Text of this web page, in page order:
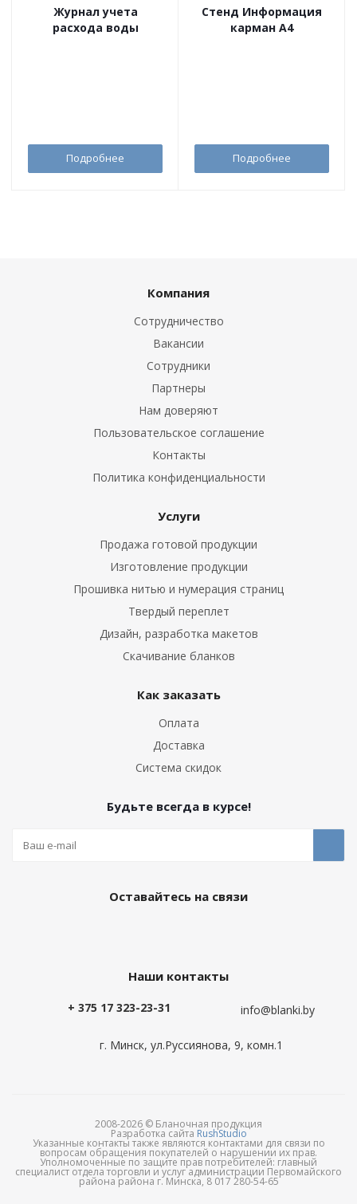
Журнал учета
расхода воды
Подробнее
Стенд Информация
карман А4
Подробнее
Компания
Сотрудничество
Вакансии
Сотрудники
Партнеры
Нам доверяют
Пользовательское соглашение
Контакты
Политика конфиденциальности
Услуги
Продажа готовой продукции
Изготовление продукции
Прошивка нитью и нумерация страниц
Твердый переплет
Дизайн, разработка макетов
Скачивание бланков
Как заказать
Оплата
Доставка
Система скидок
Будьте всегда в курсе!
Оставайтесь на связи
Наши контакты
+ 375 17 323-23-31 info@blanki.by
г. Минск, ул.Руссиянова, 9, комн.1
2008-2026 © Бланочная продукция
Разработка сайта RushStudio
Указанные контакты также являются контактами для связи по
вопросам обращения покупателей о нарушении их прав.
Уполномоченные по защите прав потребителей: главный
специалист отдела торговли и услуг администрации Первомайского
района района г. Минска, 8 017 280-54-65